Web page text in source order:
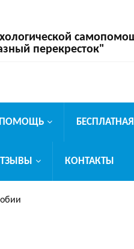
перекресток"
ПОМОЩЬ
КОНТАКТЫ